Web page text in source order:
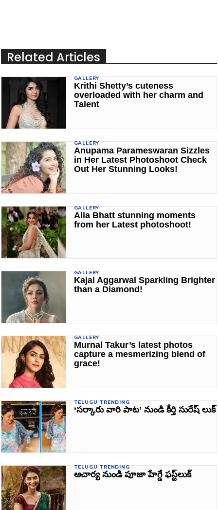
Related Articles
GALLERY
Krithi Shetty’s cuteness
overloaded with her charm and
Talent
GALLERY
Anupama Parameswaran Sizzles
in Her Latest Photoshoot Check
Out Her Stunning Looks!
GALLERY
Alia Bhatt stunning moments
from her Latest photoshoot!
GALLERY
Kajal Aggarwal Sparkling Brighter
than a Diamond!
GALLERY
Murnal Takur’s latest photos
capture a mesmerizing blend of
grace!
TELUGU TRENDING
‘సర్కారు వారి పాట’ నుండి కీర్తి సురేష్‌ లుక్‌
TELUGU TRENDING
ఆచార్య నుండి పూజా హేగ్డే ఫస్ట్‌లుక్‌